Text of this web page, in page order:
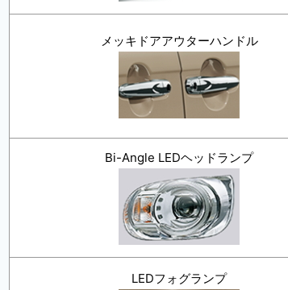
メッキドアアウターハンドル
Bi-Angle LEDヘッドランプ
LEDフォグランプ